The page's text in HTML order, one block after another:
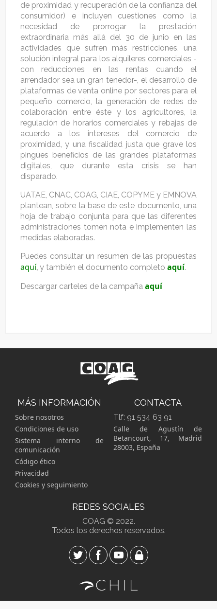
de proximidad y recuperación de la confianza del
consumidor) e incluyen cuestiones como la
necesidad de prorrogar la prestación
extraordinaria más allá del 30 de junio en las
actividades que sufren más restricciones, una
solución integral para los alquileres comerciales -
con reducciones en las rentas cuando el
arrendador sea un gran tenedor-, el desarrollo de
plataformas de venta online por sectores para el
pequeño comercio, la generación de redes de
colaboración entre éste y los agricultores, la
regulación de horarios comerciales y rebajas de
acuerdo a los intereses del comercio de
proximidad, y una fiscalidad justa que grave los
pingües beneficios de las grandes plataformas
digitales, que durante esta crisis se han
disparado.
UATAE, CNAC, COAG, CIAE, COPYME y EMNOVA
plantean, sobre la base de este documento, una
hoja de trabajo conjunta para que las diferentes
administraciones tomen nota e implementen las
medidas elaboradas.
Puedes consultar un resumen de las propuestas
aquí, y también el documento completo aquí.
Descargar carteles de la campaña aquí
MÁS INFORMACIÓN
Sobre nosotros
Condiciones de uso
Sistema interno de
comunicación
Código ético
Privacidad
Cookies y seguimiento
CONTACTA
Tlf: 91 534 63 91
Calle de Agustín de
Betancourt, 17, Madrid
28003, España
REDES SOCIALES
COAG © 2022.
Todos los derechos reservados.